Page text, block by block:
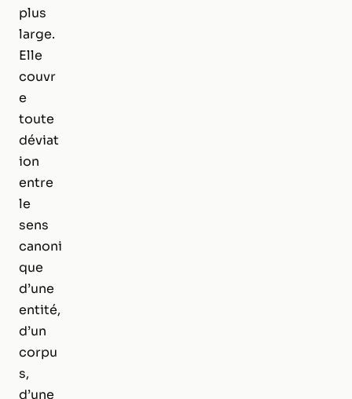
plus
large.
Elle
couvr
e
toute
déviat
ion
entre
le
sens
canoni
que
d’une
entité,
d’un
corpu
s,
d’une